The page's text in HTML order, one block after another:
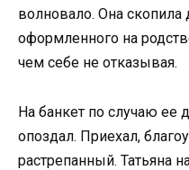
волновало. Она скопила
оформленного на
чем себе не отказывая.
На банкет по случаю ее
опоздал. Приехал,
растрепанный. Татьяна